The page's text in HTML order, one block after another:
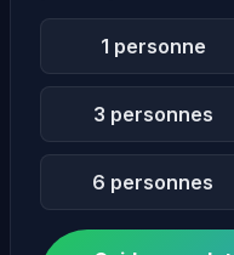
1 personne
3 personnes
6 personnes